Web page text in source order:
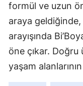
formül ve uzun
araya
arayışında
öne çıkar. Doğru
yaşam